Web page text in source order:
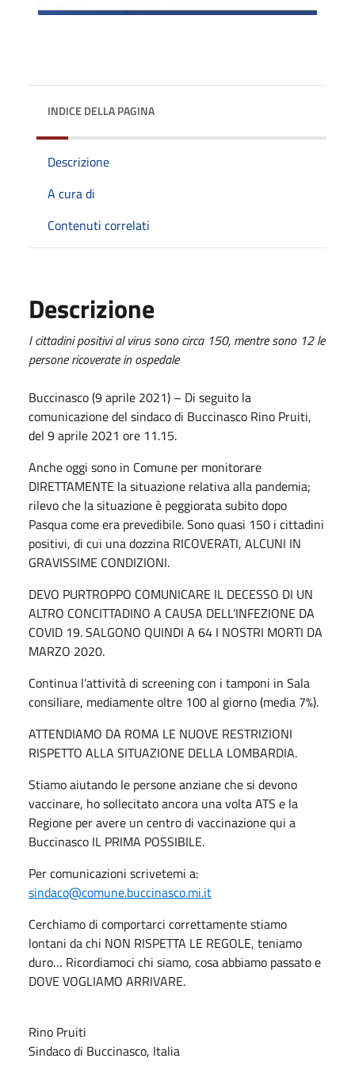
INDICE DELLA PAGINA
Descrizione
A cura di
Contenuti correlati
Descrizione
I cittadini positivi al virus sono circa 150, mentre sono 12 le
persone ricoverate in ospedale
Buccinasco (9 aprile 2021) – Di seguito la
comunicazione del sindaco di Buccinasco Rino Pruiti,
del 9 aprile 2021 ore 11.15.
Anche oggi sono in Comune per monitorare
DIRETTAMENTE la situazione relativa alla pandemia;
rilevo che la situazione è peggiorata subito dopo
Pasqua come era prevedibile. Sono quasi 150 i cittadini
positivi, di cui una dozzina RICOVERATI, ALCUNI IN
GRAVISSIME CONDIZIONI.
DEVO PURTROPPO COMUNICARE IL DECESSO DI UN
ALTRO CONCITTADINO A CAUSA DELL’INFEZIONE DA
COVID 19. SALGONO QUINDI A 64 I NOSTRI MORTI DA
MARZO 2020.
Continua l’attività di screening con i tamponi in Sala
consiliare, mediamente oltre 100 al giorno (media 7%).
ATTENDIAMO DA ROMA LE NUOVE RESTRIZIONI
RISPETTO ALLA SITUAZIONE DELLA LOMBARDIA.
Stiamo aiutando le persone anziane che si devono
vaccinare, ho sollecitato ancora una volta ATS e la
Regione per avere un centro di vaccinazione qui a
Buccinasco IL PRIMA POSSIBILE.
Per comunicazioni scrivetemi a:
sindaco@comune.buccinasco.mi.it
Cerchiamo di comportarci correttamente stiamo
lontani da chi NON RISPETTA LE REGOLE, teniamo
duro… Ricordiamoci chi siamo, cosa abbiamo passato e
DOVE VOGLIAMO ARRIVARE.
Rino Pruiti
Sindaco di Buccinasco, Italia